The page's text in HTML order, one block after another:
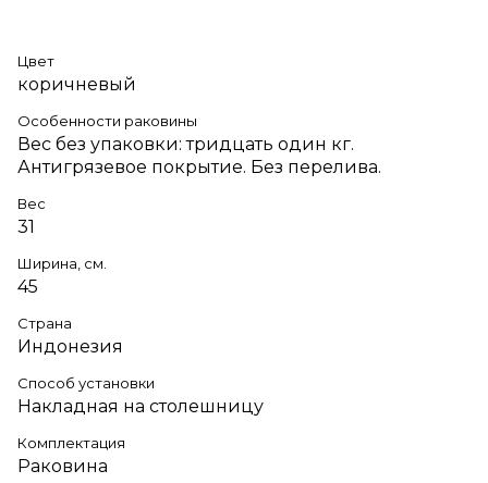
Цвет
коричневый
Особенности раковины
Вес без упаковки: тридцать один кг.
Антигрязевое покрытие. Без перелива.
Вес
31
Ширина, см.
45
Страна
Индонезия
Способ установки
Накладная на столешницу
Комплектация
Раковина